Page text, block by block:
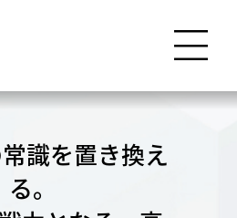
識を置き換え
る。